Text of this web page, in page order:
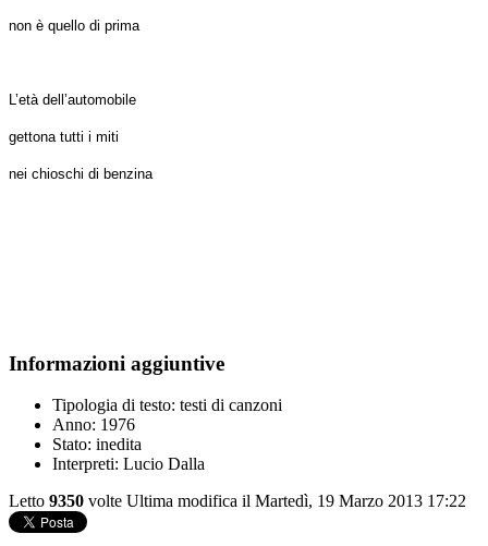
non è quello di prima
L’età dell’automobile
gettona tutti i miti
nei chioschi di benzina
Informazioni aggiuntive
Tipologia di testo: testi di canzoni
Anno: 1976
Stato: inedita
Interpreti: Lucio Dalla
Letto 9350 volte Ultima modifica il Martedì, 19 Marzo 2013 17:22